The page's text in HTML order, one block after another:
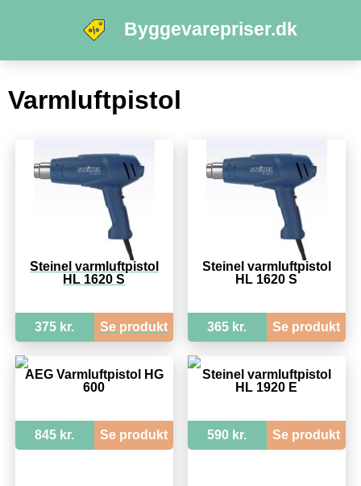
Byggevarepriser.dk
Varmluftpistol
Steinel varmluftpistol
HL 1620 S
375 kr. Se produkt
Steinel varmluftpistol
HL 1620 S
365 kr. Se produkt
AEG Varmluftpistol HG
600
845 kr. Se produkt
Steinel varmluftpistol
HL 1920 E
590 kr. Se produkt